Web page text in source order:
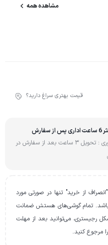
مشاهده همه
قیمت بهتری سراغ دارید؟
تحویل حضوری : تحویل 3 ساعت بعد از سفارش در
7روز، با دلیل "انصراف از خرید" تنها در صورتی مورد
باشد. تمام گوشی‌های هستش ضمانت
رجیستری، می‌توانید بعد از مهلت